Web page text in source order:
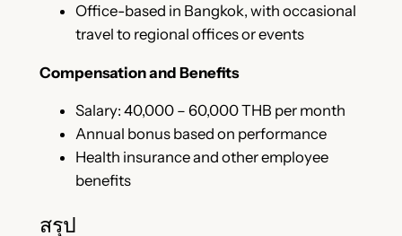
Office-based in Bangkok, with occasional
travel to regional offices or events
Compensation and Benefits
Salary: 40,000 – 60,000 THB per month
Annual bonus based on performance
Health insurance and other employee
benefits
สรุป